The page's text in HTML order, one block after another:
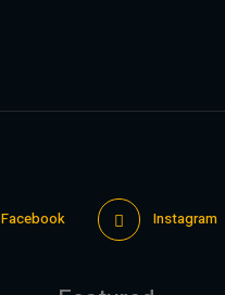
Facebook Instagram